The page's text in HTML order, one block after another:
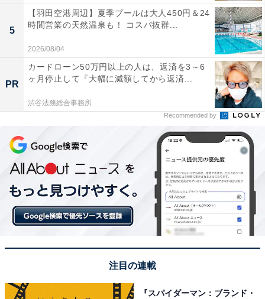
5
【羽田空港周辺】夏季プールは大人450円＆24
時間営業の天然温泉も！ コスパ抜群...
2026/08/04
PR
カードローン50万円以上の人は、返済を3～6
ヶ月停止して『大幅に減額してから返済...
渋谷法務総合事務所
Recommended by
注目の連載
『スパイダーマン：ブランド・